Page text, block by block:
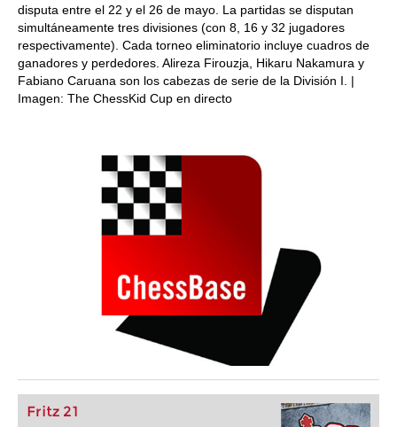
disputa entre el 22 y el 26 de mayo. La partidas se disputan
simultáneamente tres divisiones (con 8, 16 y 32 jugadores
respectivamente). Cada torneo eliminatorio incluye cuadros de
ganadores y perdedores. Alireza Firouzja, Hikaru Nakamura y
Fabiano Caruana son los cabezas de serie de la División I. |
Imagen: The ChessKid Cup en directo
Fritz 21